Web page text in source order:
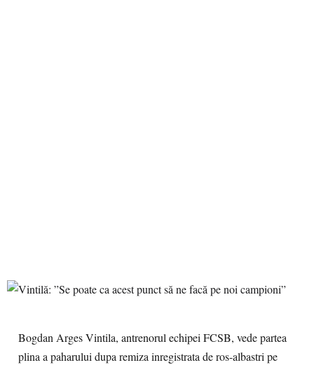
Bogdan Arges Vintila, antrenorul echipei FCSB, vede partea
plina a paharului dupa remiza inregistrata de ros-albastri pe